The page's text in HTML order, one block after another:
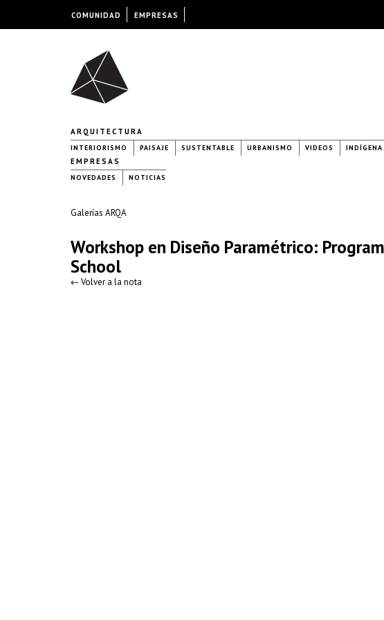
ARQUITECTURA
INTERIORISMO PAISAJE SUSTENTABLE URBANISMO VIDEOS INDÍGENA
EMPRESAS
NOVEDADES NOTICIAS
Galerías ARQA
Workshop en Diseño Paramétrico:
School
← Volver a la nota
COMUNIDAD EMPRESAS